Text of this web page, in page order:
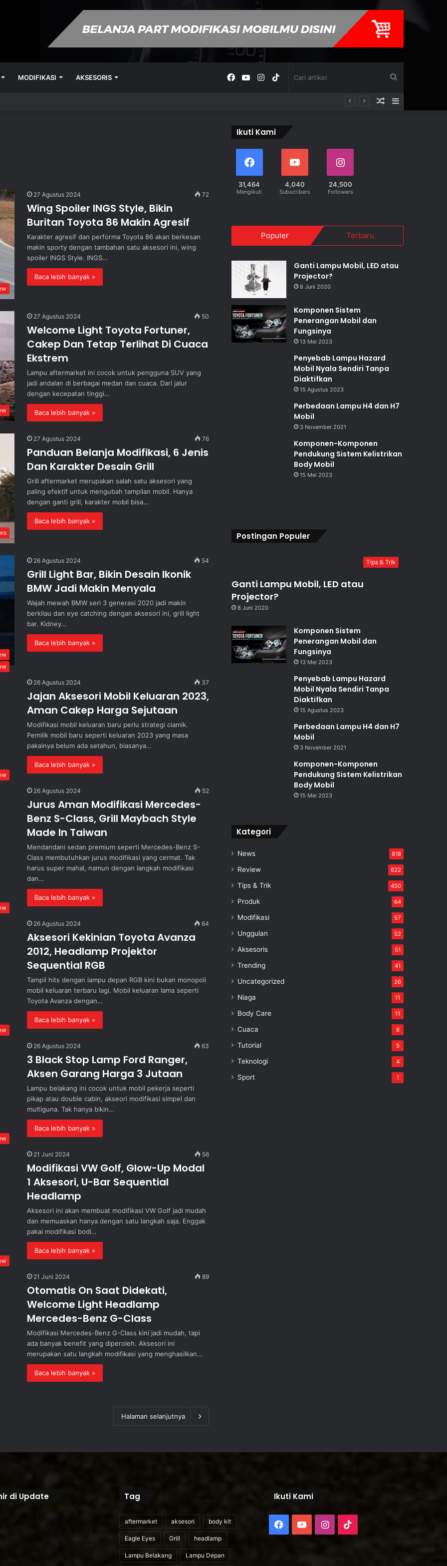
MODIFIKASI AKSESORIS
artikel
TikTok
Instagram
YouTube
Facebook
Acak
27 Agustus 2024 72
Wing Spoiler INGS Style, Bikin
Buritan Toyota 86 Makin Agresif
Karakter agresif dan performa Toyota 86 akan berkesan
makin sporty dengan tambahan satu aksesori ini, wing
spoiler INGS Style. INGS…
Baca lebih banyak »
27 Agustus 2024 50
Welcome Light Toyota Fortuner,
Cakep Dan Tetap Terlihat Di Cuaca
Ekstrem
Lampu aftermarket ini cocok untuk pengguna SUV yang
jadi andalan di berbagai medan dan cuaca. Dari jalur
dengan kecepatan tinggi…
Baca lebih banyak »
27 Agustus 2024 76
Panduan Belanja Modifikasi, 6 Jenis
Dan Karakter Desain Grill
Grill aftermarket merupakan salah satu aksesori yang
paling efektif untuk mengubah tampilan mobil. Hanya
dengan ganti grill, karakter mobil bisa…
Baca lebih banyak »
26 Agustus 2024 54
Grill Light Bar, Bikin Desain Ikonik
BMW Jadi Makin Menyala
Wajah mewah BMW seri 3 generasi 2020 jadi makin
berkilau dan eye catching dengan aksesori ini, grill light
bar. Kidney…
Baca lebih banyak »
26 Agustus 2024 37
Jajan Aksesori Mobil Keluaran 2023,
Aman Cakep Harga Sejutaan
Modifikasi mobil keluaran baru perlu strategi ciamik.
Pemilik mobil baru seperti keluaran 2023 yang masa
pakainya belum ada setahun, biasanya…
Baca lebih banyak »
26 Agustus 2024 52
Jurus Aman Modifikasi Mercedes-
Benz S-Class, Grill Maybach Style
Made In Taiwan
Mendandani sedan premium seperti Mercedes-Benz S-
Class membutuhkan jurus modifikasi yang cermat. Tak
harus super mahal, namun dengan langkah modifikasi
dan…
Baca lebih banyak »
26 Agustus 2024 64
Aksesori Kekinian Toyota Avanza
2012, Headlamp Projektor
Sequential RGB
Tampil hits dengan lampu depan RGB kini bukan monopoli
mobil keluaran terbaru lagi. Mobil keluaran lama seperti
Toyota Avanza dengan…
Baca lebih banyak »
26 Agustus 2024 63
3 Black Stop Lamp Ford Ranger,
Aksen Garang Harga 3 Jutaan
Lampu belakang ini cocok untuk mobil pekerja seperti
pikap atau double cabin, akseori modifikasi simpel dan
multiguna. Tak hanya bikin…
Baca lebih banyak »
21 Juni 2024 56
Modifikasi VW Golf, Glow-Up Modal
1 Aksesori, U-Bar Sequential
Headlamp
Aksesori ini akan membuat modifikasi VW Golf jadi mudah
dan memuaskan hanya dengan satu langkah saja. Enggak
pakai modifikasi bodi…
Baca lebih banyak »
21 Juni 2024 89
Otomatis On Saat Didekati,
Welcome Light Headlamp
Mercedes-Benz G-Class
Modifikasi Mercedes-Benz G-Class kini jadi mudah, tapi
ada banyak benefit yang diperoleh. Aksesori ini
merupakan satu langkah modifikasi yang menghasilkan…
Baca lebih banyak »
Halaman selanjutnya
Ikuti Kami
31,464
Mengikuti
4,040
Subscribers
24,500
Followers
Populer Terbaru
Ganti Lampu Mobil, LED atau
Projector?
8 Juni 2020
Komponen Sistem
Penerangan Mobil dan
Fungsinya
13 Mei 2023
Penyebab Lampu Hazard
Mobil Nyala Sendiri Tanpa
Diaktifkan
15 Agustus 2023
Perbedaan Lampu H4 dan H7
Mobil
3 November 2021
Komponen-Komponen
Pendukung Sistem Kelistrikan
Body Mobil
15 Mei 2023
Postingan Populer
Tips & Trik
Ganti Lampu Mobil, LED atau
Projector?
8 Juni 2020
Komponen Sistem
Penerangan Mobil dan
Fungsinya
13 Mei 2023
Penyebab Lampu Hazard
Mobil Nyala Sendiri Tanpa
Diaktifkan
15 Agustus 2023
Perbedaan Lampu H4 dan H7
Mobil
3 November 2021
Komponen-Komponen
Pendukung Sistem Kelistrikan
Body Mobil
15 Mei 2023
Kategori
News 818
Review 622
Tips & Trik 450
Produk 64
Modifikasi 57
Unggulan 52
Aksesoris 51
Trending 41
Uncategorized 26
Niaga 11
Body Care 11
Cuaca 8
Tutorial 5
Teknologi 4
Sport 1
di Update Tag
aftermarket aksesori body kit
Eagle Eyes Grill headlamp
Lampu Belakang Lampu Depan
Ikuti Kami
FacebookYouTubeInstagram